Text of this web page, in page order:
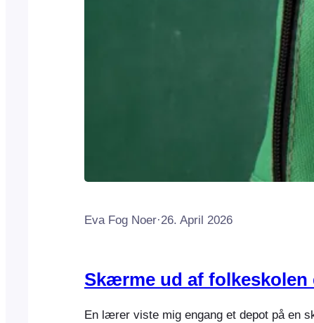
Eva Fog Noer·26. April 2026
Skærme ud af folkeskolen
En lærer viste mig engang et depot på en